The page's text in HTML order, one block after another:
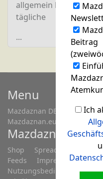
Beitrag
Ich
allgemein bekannt.
tägliche
...
Menu
Mazdaznan DE Fragen...
Mazdaznan.eu
Mazdaznan.eu
Shop Spreadshop
Feeds
Impressum
Nutzungsbedingungen